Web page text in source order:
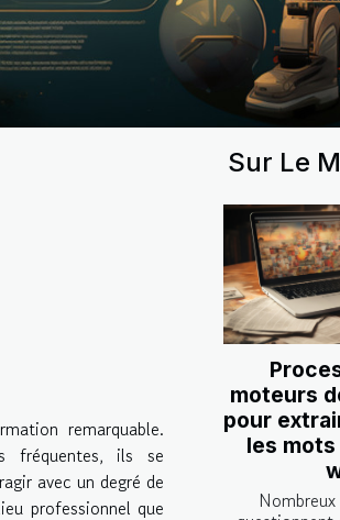
remarquable.
fréquentes, ils se
avec un degré de
professionnel que
Sur Le
moteurs
pour
les